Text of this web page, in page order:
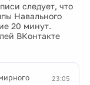
следует, что
Навального
20 минут.
ВКонтакте
23:05